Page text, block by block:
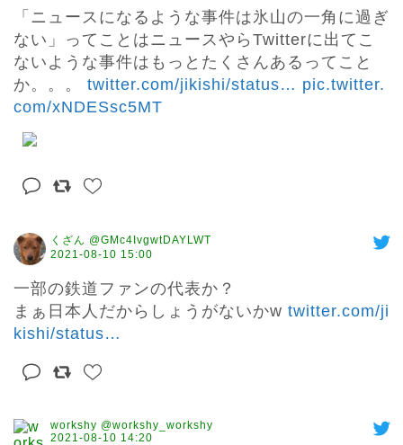
「ニュースになるような事件は氷山の一角に過ぎ
ない」ってことはニュースやらTwitterに出てこ
ないような事件はもっとたくさんあるってこと
か。。。 twitter.com/jikishi/status… pic.twitter.
com/xNDESsc5MT
くざん @GMc4IvgwtDAYLWT
2021-08-10 15:00
一部の鉄道ファンの代表か？
まぁ日本人だからしょうがないかw twitter.com/ji
kishi/status…
workshy @workshy_workshy
2021-08-10 14:20